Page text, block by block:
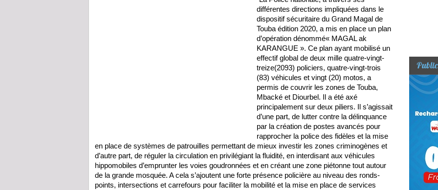
différentes directions impliquées dans le
dispositif sécuritaire du Grand Magal de
Touba édition 2020, a mis en place un plan
d’opération dénommé« MAGAL ak
KARANGUE ». Ce plan ayant mobilisé un
effectif global de deux mille quatre-vingt-
treize(2093) policiers, quatre-vingt-trois
(83) véhicules et vingt (20) motos, a
permis de couvrir les zones de Touba,
Mbacké et Diourbel. Il a été axé
principalement sur deux piliers. Il s’agissait
d’une part, de lutter contre la délinquance
par la création de postes avancés pour
rapprocher la police des fidèles et la mise
en place de systèmes de patrouilles permettant de mieux investir les zones criminogènes et
d’autre part, de réguler la circulation en privilégiant la fluidité, en interdisant aux véhicules
hippomobiles d’emprunter les voies goudronnées et en créant une zone piétonne tout autour
de la grande mosquée. A cela s’ajoutent une forte présence policière au niveau des ronds-
points, intersections et carrefours pour faciliter la mobilité et la mise en place de services